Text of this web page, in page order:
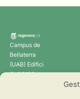
Campus de
Bellaterra
(UAB) Edifici
C 08193